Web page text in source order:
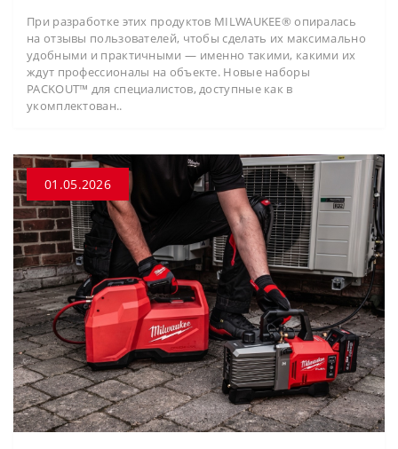
При разработке этих продуктов MILWAUKEE® опиралась
на отзывы пользователей, чтобы сделать их максимально
удобными и практичными — именно такими, какими их
ждут профессионалы на объекте. Новые наборы
PACKOUT™ для специалистов, доступные как в
укомплектован..
01.05.2026